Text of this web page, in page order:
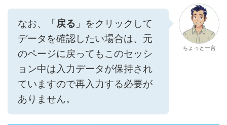
なお、「戻る 」をクリックして
データを確認したい場合は、元
のページに戻ってもこのセッシ
ョン中は入力データが保持され
ていますので再入力する必要が
ありません。
ちょっと一言